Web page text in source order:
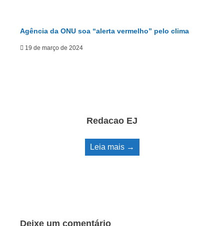
Agência da ONU soa “alerta vermelho” pelo clima
19 de março de 2024
Redacao EJ
Leia mais →
Deixe um comentário